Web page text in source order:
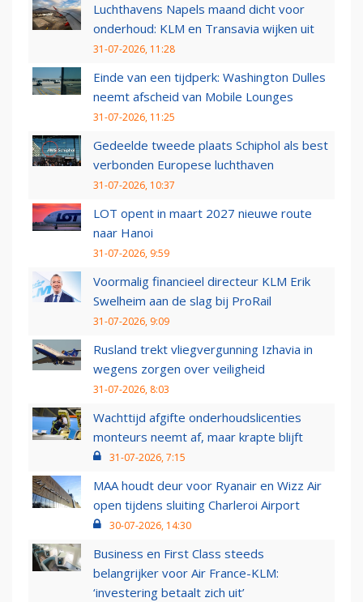
Luchthavens Napels maand dicht voor
onderhoud: KLM en Transavia wijken uit
31-07-2026, 11:28
Einde van een tijdperk: Washington Dulles
neemt afscheid van Mobile Lounges
31-07-2026, 11:25
Gedeelde tweede plaats Schiphol als best
verbonden Europese luchthaven
31-07-2026, 10:37
LOT opent in maart 2027 nieuwe route
naar Hanoi
31-07-2026, 9:59
Voormalig financieel directeur KLM Erik
Swelheim aan de slag bij ProRail
31-07-2026, 9:09
Rusland trekt vliegvergunning Izhavia in
wegens zorgen over veiligheid
31-07-2026, 8:03
Wachttijd afgifte onderhoudslicenties
monteurs neemt af, maar krapte blijft
31-07-2026, 7:15
MAA houdt deur voor Ryanair en Wizz Air
open tijdens sluiting Charleroi Airport
30-07-2026, 14:30
Business en First Class steeds
belangrijker voor Air France-KLM:
‘investering betaalt zich uit’